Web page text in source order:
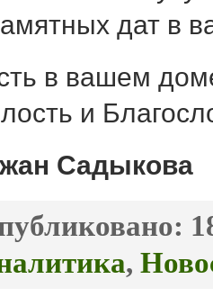
дат в
в вашем
и
Садыкова
,